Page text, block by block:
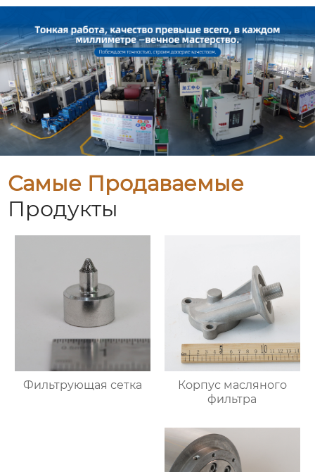
Самые Продаваемые
Продукты
Фильтрующая сетка
Корпус масляного
фильтра